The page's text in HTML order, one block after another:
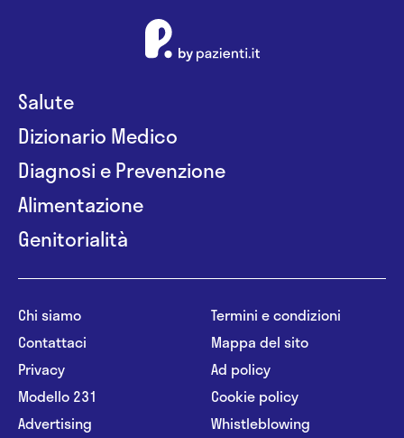
Salute
Dizionario Medico
Diagnosi e Prevenzione
Alimentazione
Genitorialità
Chi siamo
Contattaci
Privacy
Modello 231
Advertising
Termini e condizioni
Mappa del sito
Ad policy
Cookie policy
Whistleblowing